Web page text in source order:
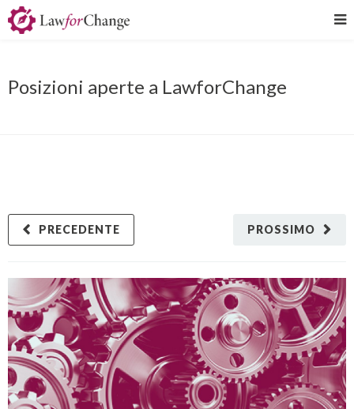
Posizioni aperte a LawforChange
PROSSIMO
PRECEDENTE